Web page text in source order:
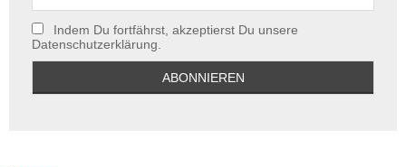
Indem Du fortfährst, akzeptierst Du unsere
Datenschutzerklärung.